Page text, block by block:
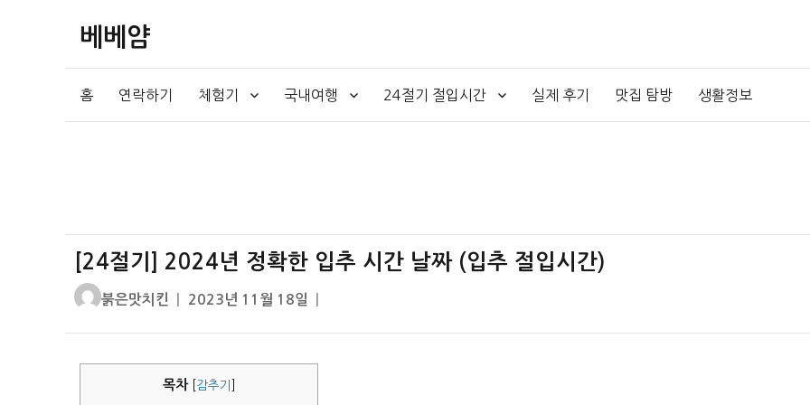
베베얌
홈 연락하기 체험기 국내여행 24절기 절입시간 실제 후기 맛집 탐방 생활정보
[24절기] 2024년 정확한 입추 시간 날짜 (입추 절입시간)
글
붉은맛치킨
작
자
2023년 11월 18일
목차 감추기